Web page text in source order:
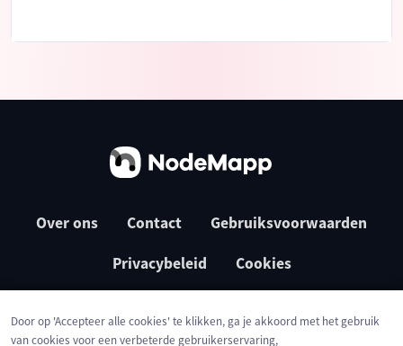
Over ons Contact Gebruiksvoorwaarden
Privacybeleid Cookies
Door op 'Accepteer alle cookies' te klikken, ga je akkoord met het gebruik
van cookies voor een verbeterde gebruikerservaring,